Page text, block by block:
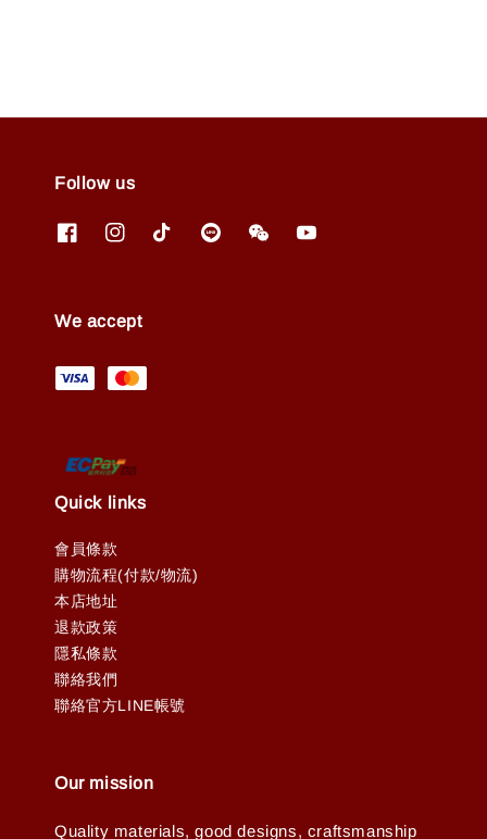
Follow us
We accept
Quick links
會員條款
購物流程(付款/物流)
本店地址
退款政策
隱私條款
聯絡我們
聯絡官方LINE帳號
Our mission
Quality materials, good designs, craftsmanship